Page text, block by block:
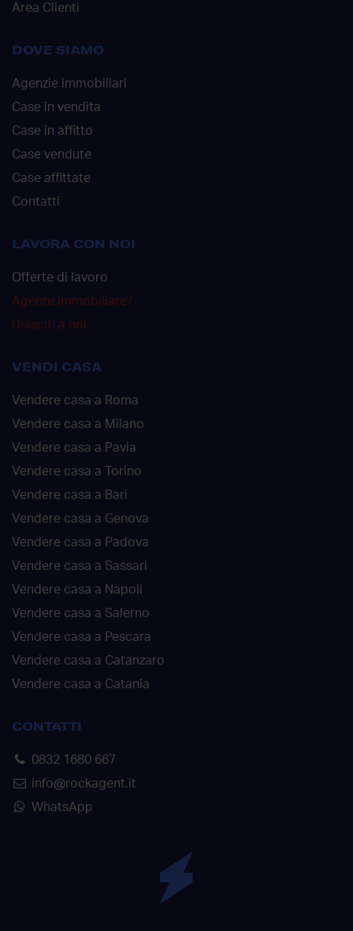
Area Clienti
DOVE SIAMO
Agenzie immobiliari
Case in vendita
Case in affitto
Case vendute
Case affittate
Contatti
LAVORA CON NOI
Offerte di lavoro
Agente immobiliare?
Unisciti a noi
VENDI CASA
Vendere casa a Roma
Vendere casa a Milano
Vendere casa a Pavia
Vendere casa a Torino
Vendere casa a Bari
Vendere casa a Genova
Vendere casa a Padova
Vendere casa a Sassari
Vendere casa a Napoli
Vendere casa a Salerno
Vendere casa a Pescara
Vendere casa a Catanzaro
Vendere casa a Catania
CONTATTI
0832 1680 667
info@rockagent.it
WhatsApp